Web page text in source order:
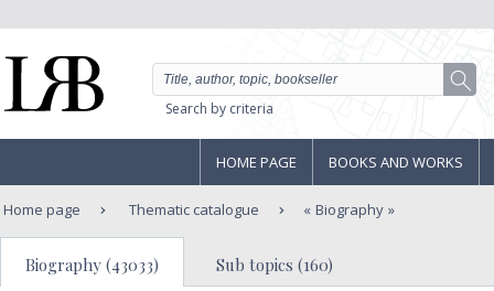
Search by criteria
HOME PAGE BOOKS AND WORKS
Home page Thematic catalogue Biography
Biography (43033) Sub topics (160)